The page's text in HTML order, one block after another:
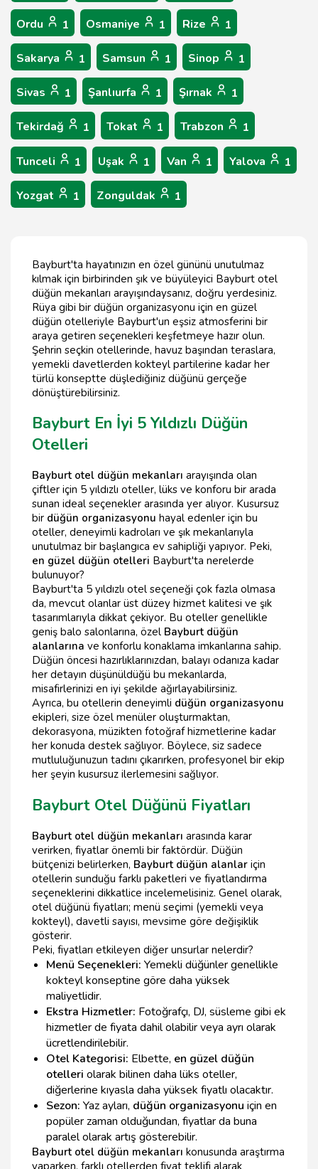
Ordu 1 Osmaniye 1 Rize 1
Sakarya 1 Samsun 1 Sinop 1
Sivas 1 Şanlıurfa 1 Şırnak 1
Tekirdağ 1 Tokat 1 Trabzon 1
Tunceli 1 Uşak 1 Van 1 Yalova 1
Yozgat 1 Zonguldak 1
Bayburt'ta hayatınızın en özel gününü unutulmaz
kılmak için birbirinden şık ve büyüleyici Bayburt otel
düğün mekanları arayışındaysanız, doğru yerdesiniz.
Rüya gibi bir düğün organizasyonu için en güzel
düğün otelleriyle Bayburt'un eşsiz atmosferini bir
araya getiren seçenekleri keşfetmeye hazır olun.
Şehrin seçkin otellerinde, havuz başından teraslara,
yemekli davetlerden kokteyl partilerine kadar her
türlü konseptte düşlediğiniz düğünü gerçeğe
dönüştürebilirsiniz.
Bayburt En İyi 5 Yıldızlı Düğün
Otelleri
Bayburt otel düğün mekanları arayışında olan
çiftler için 5 yıldızlı oteller, lüks ve konforu bir arada
sunan ideal seçenekler arasında yer alıyor. Kusursuz
bir düğün organizasyonu hayal edenler için bu
oteller, deneyimli kadroları ve şık mekanlarıyla
unutulmaz bir başlangıca ev sahipliği yapıyor. Peki,
en güzel düğün otelleri Bayburt'ta nerelerde
bulunuyor?
Bayburt'ta 5 yıldızlı otel seçeneği çok fazla olmasa
da, mevcut olanlar üst düzey hizmet kalitesi ve şık
tasarımlarıyla dikkat çekiyor. Bu oteller genellikle
geniş balo salonlarına, özel Bayburt düğün
alanlarına ve konforlu konaklama imkanlarına sahip.
Düğün öncesi hazırlıklarınızdan, balayı odanıza kadar
her detayın düşünüldüğü bu mekanlarda,
misafirlerinizi en iyi şekilde ağırlayabilirsiniz.
Ayrıca, bu otellerin deneyimli düğün organizasyonu
ekipleri, size özel menüler oluşturmaktan,
dekorasyona, müzikten fotoğraf hizmetlerine kadar
her konuda destek sağlıyor. Böylece, siz sadece
mutluluğunuzun tadını çıkarırken, profesyonel bir ekip
her şeyin kusursuz ilerlemesini sağlıyor.
Bayburt Otel Düğünü Fiyatları
Bayburt otel düğün mekanları arasında karar
verirken, fiyatlar önemli bir faktördür. Düğün
bütçenizi belirlerken, Bayburt düğün alanlar için
otellerin sunduğu farklı paketleri ve fiyatlandırma
seçeneklerini dikkatlice incelemelisiniz. Genel olarak,
otel düğünü fiyatları; menü seçimi (yemekli veya
kokteyl), davetli sayısı, mevsime göre değişiklik
gösterir.
Peki, fiyatları etkileyen diğer unsurlar nelerdir?
Menü Seçenekleri: Yemekli düğünler genellikle
kokteyl konseptine göre daha yüksek
maliyetlidir.
Ekstra Hizmetler: Fotoğrafçı, DJ, süsleme gibi ek
hizmetler de fiyata dahil olabilir veya ayrı olarak
ücretlendirilebilir.
Otel Kategorisi: Elbette, en güzel düğün
otelleri olarak bilinen daha lüks oteller,
diğerlerine kıyasla daha yüksek fiyatlı olacaktır.
Sezon: Yaz ayları, düğün organizasyonu için en
popüler zaman olduğundan, fiyatlar da buna
paralel olarak artış gösterebilir.
Bayburt otel düğün mekanları konusunda araştırma
yaparken, farklı otellerden fiyat teklifi alarak